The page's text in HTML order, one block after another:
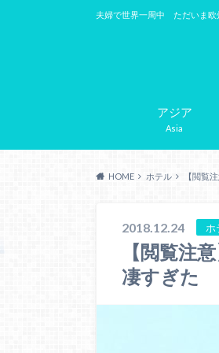
夫婦で世界一周中 ただいま欧
Asia
アジア
HOME ホテル 【閲覧
2018.12.24 ホ
【閲覧注
凄すぎた